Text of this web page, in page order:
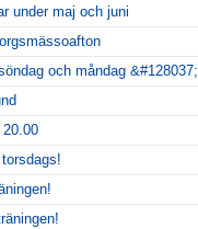
under maj och juni
och måndag &#128037;